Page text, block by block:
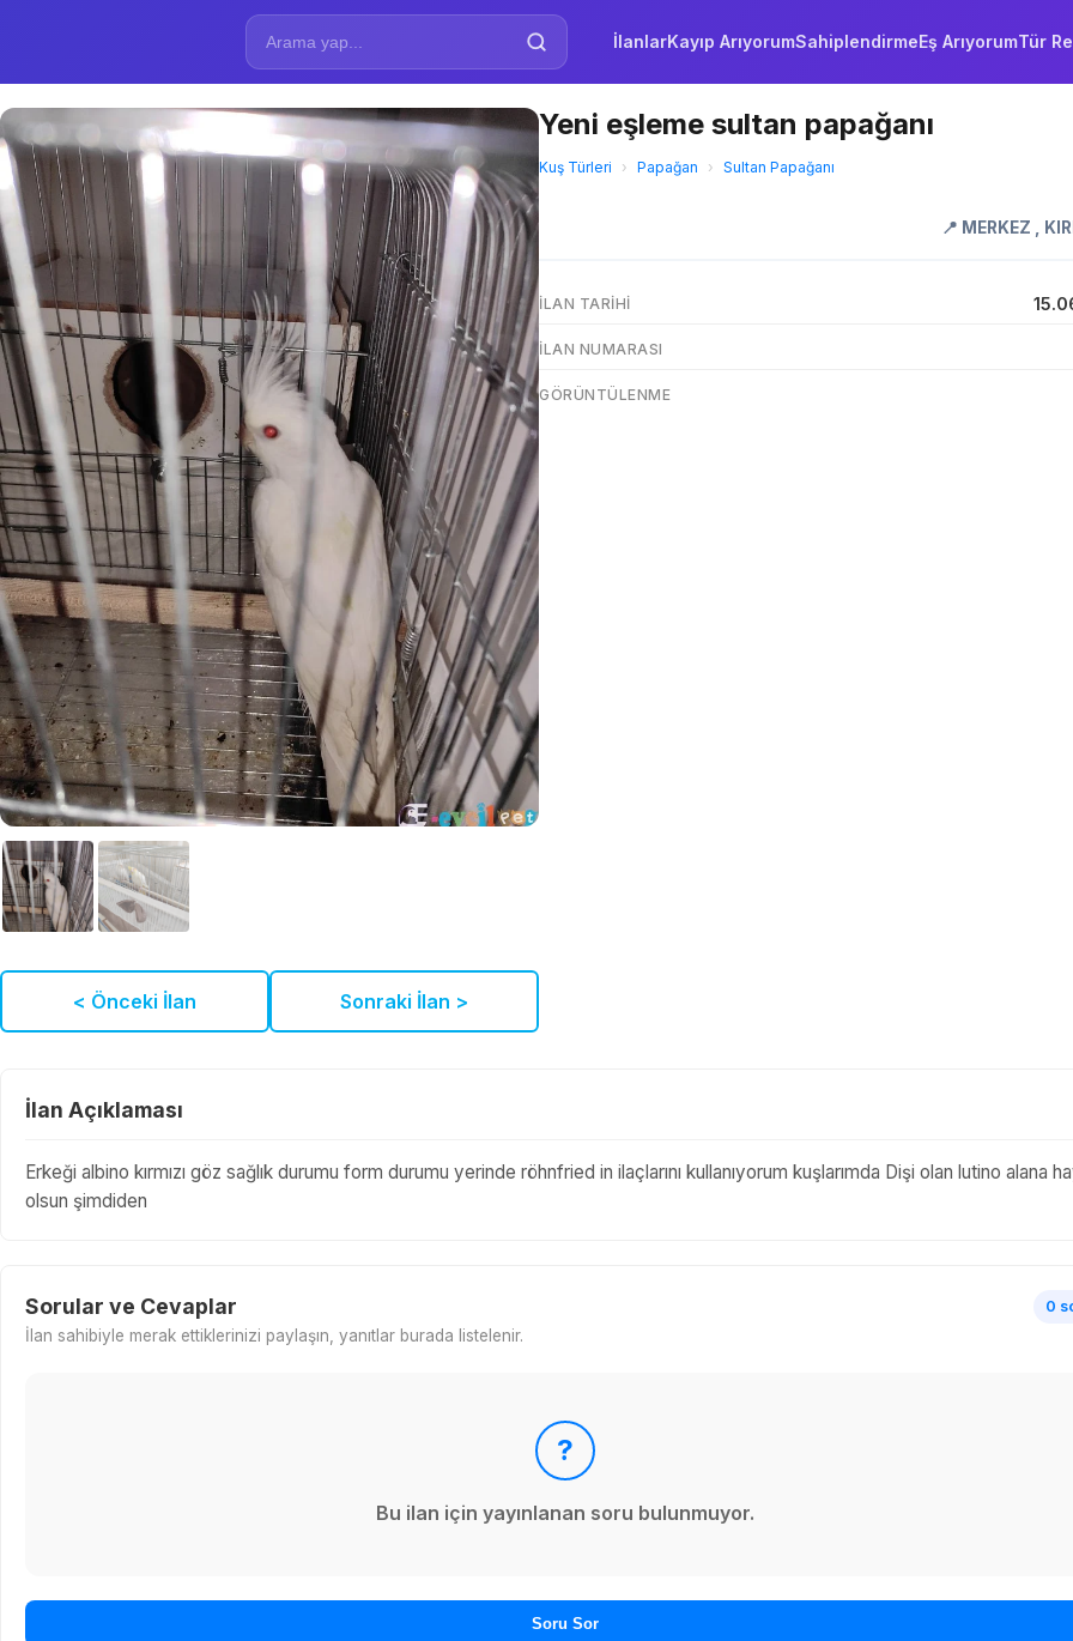
İlanlarKayıp ArıyorumSahiplendirmeEş ArıyorumTür
< Önceki İlan Sonraki İlan >
Yeni eşleme sultan papağanı
Kuş Türleri › Papağan › Sultan Papağanı
📍 MERKEZ
İLAN TARIHI
İLAN NUMARASI
GÖRÜNTÜLENME
İlan Açıklaması
Erkeği albino kırmızı göz sağlık durumu form durumu yerinde röhnfried in ilaçlarını kullanıyorum kuşlarımda Dişi olan lutino alana
olsun şimdiden
Sorular ve Cevaplar 0
İlan sahibiyle merak ettiklerinizi paylaşın, yanıtlar burada listelenir.
?
Bu ilan için yayınlanan soru bulunmuyor.
Soru Sor